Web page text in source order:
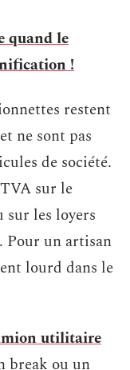
quand le
!
restent
ne sont pas
de société.
sur le
sur les loyers
Pour un artisan
lourd dans le
utilitaire
break ou un